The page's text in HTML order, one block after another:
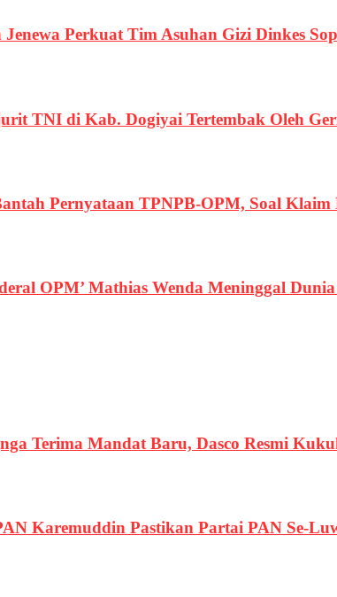
Perkuat Tim Asuhan Gizi Dinkes
TNI di Kab. Dogiyai Tertembak Oleh
Pernyataan TPNPB-OPM, Soal
OPM’ Mathias Wenda Meninggal
Terima Mandat Baru, Dasco Resmi
Karemuddin Pastikan Partai PAN Se-